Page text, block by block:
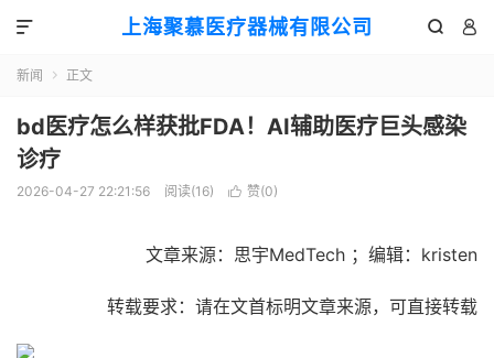
上海聚慕医疗器械有限公司  

新闻  正文
bd医疗怎么样获批FDA！AI辅助医疗巨头感染
诊疗
2026-04-27 22:21:56 阅读(16)  赞(0)
文章来源：思宇MedTech ；编辑：kristen
转载要求：请在文首标明文章来源，可直接转载